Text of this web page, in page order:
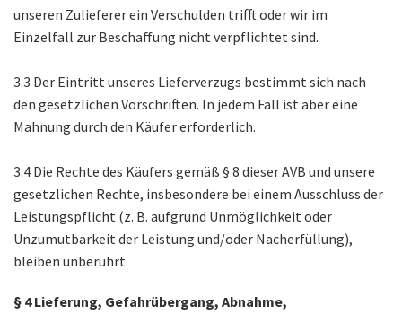
unseren Zulieferer ein Verschulden trifft oder wir im
Einzelfall zur Beschaffung nicht verpflichtet sind.
3.3 Der Eintritt unseres Lieferverzugs bestimmt sich nach
den gesetzlichen Vorschriften. In jedem Fall ist aber eine
Mahnung durch den Käufer erforderlich.
3.4 Die Rechte des Käufers gemäß § 8 dieser AVB und unsere
gesetzlichen Rechte, insbesondere bei einem Ausschluss der
Leistungspflicht (z. B. aufgrund Unmöglichkeit oder
Unzumutbarkeit der Leistung und/oder Nacherfüllung),
bleiben unberührt.
§ 4 Lieferung, Gefahrübergang, Abnahme,